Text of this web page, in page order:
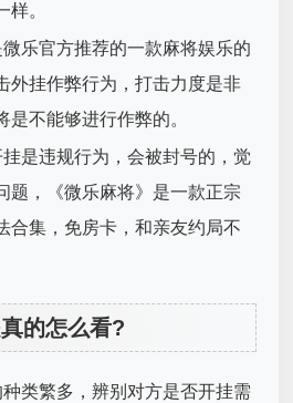
样。
乐官方推荐的一款麻将娱乐的
外挂作弊行为，打击力度是非
不能够进行作弊的。
是违规行为，会被封号的，觉
题，《微乐麻将》是一款正宗
合集，免房卡，和亲友约局不
的怎么看?
类繁多，辨别对方是否开挂需